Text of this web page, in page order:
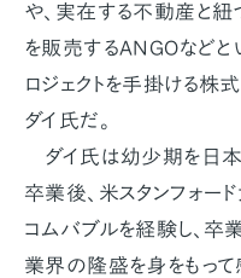
や、実在する不動産と
を販売するANGOなど
ロジェクトを手掛ける株
ダイ氏だ。
ダイ氏は幼少期を日
卒業後、米スタンフォー
コムバブルを経験し、卒
業界の隆盛を身をもって